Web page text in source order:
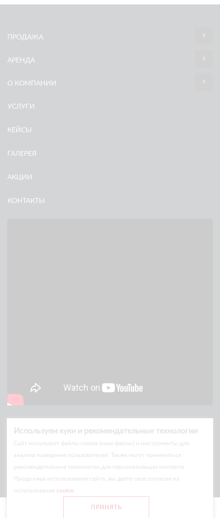
© Arlift 2026
All rights reserved
ПРОДАЖА
АРЕНДА
О КОМПАНИИ
УСЛУГИ
КЕЙСЫ
ГАЛЕРЕЯ
АКЦИИ
КОНТАКТЫ
Используем куки и рекомендательные технологии
Cайт использует файлы cookie (куки-файлы) и инструменты для
анализа поведения пользователей. Также могут применяться
рекомендательные технологии для персонализации контента.
Продолжая использование сайта, вы даете свое согласие на
использование cookie
ПРИНЯТЬ